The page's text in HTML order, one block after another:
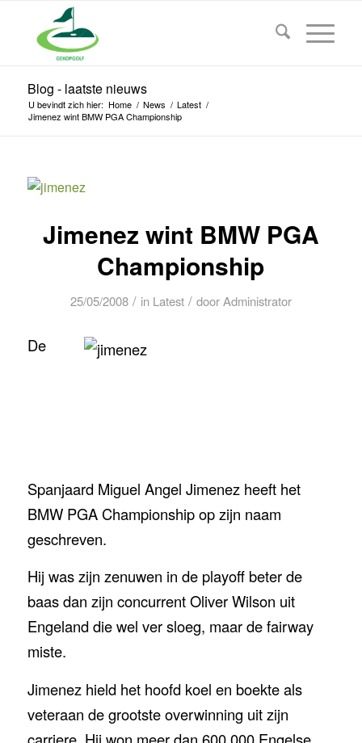
Blog - laatste nieuws
U bevindt zich hier: Home / News / Latest /
Jimenez wint BMW PGA Championship
Jimenez wint BMW PGA
Championship
25/05/2008 / in Latest / door Administrator
De
Spanjaard Miguel Angel Jimenez heeft het
BMW PGA Championship op zijn naam
geschreven.
Hij was zijn zenuwen in de playoff beter de
baas dan zijn concurrent Oliver Wilson uit
Engeland die wel ver sloeg, maar de fairway
miste.
Jimenez hield het hoofd koel en boekte als
veteraan de grootste overwinning uit zijn